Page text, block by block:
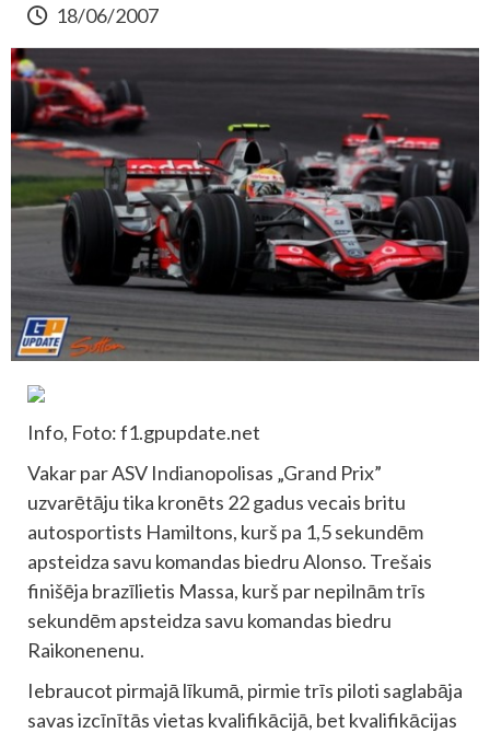
18/06/2007
Info, Foto: f1.gpupdate.net
Vakar par ASV Indianopolisas „Grand Prix”
uzvarētāju tika kronēts 22 gadus vecais britu
autosportists Hamiltons, kurš pa 1,5 sekundēm
apsteidza savu komandas biedru Alonso. Trešais
finišēja brazīlietis Massa, kurš par nepilnām trīs
sekundēm apsteidza savu komandas biedru
Raikonenenu.
Iebraucot pirmajā līkumā, pirmie trīs piloti saglabāja
savas izcīnītās vietas kvalifikācijā, bet kvalifikācijas